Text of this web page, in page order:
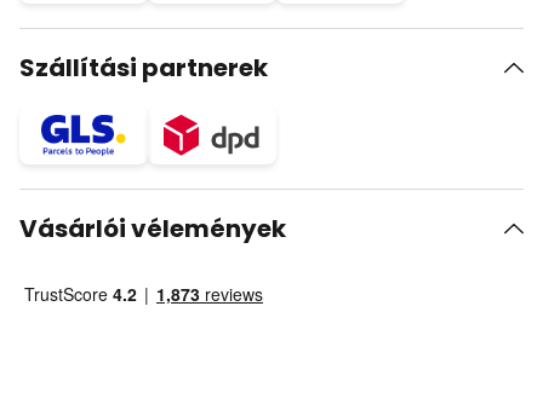
Szállítási partnerek
Vásárlói vélemények